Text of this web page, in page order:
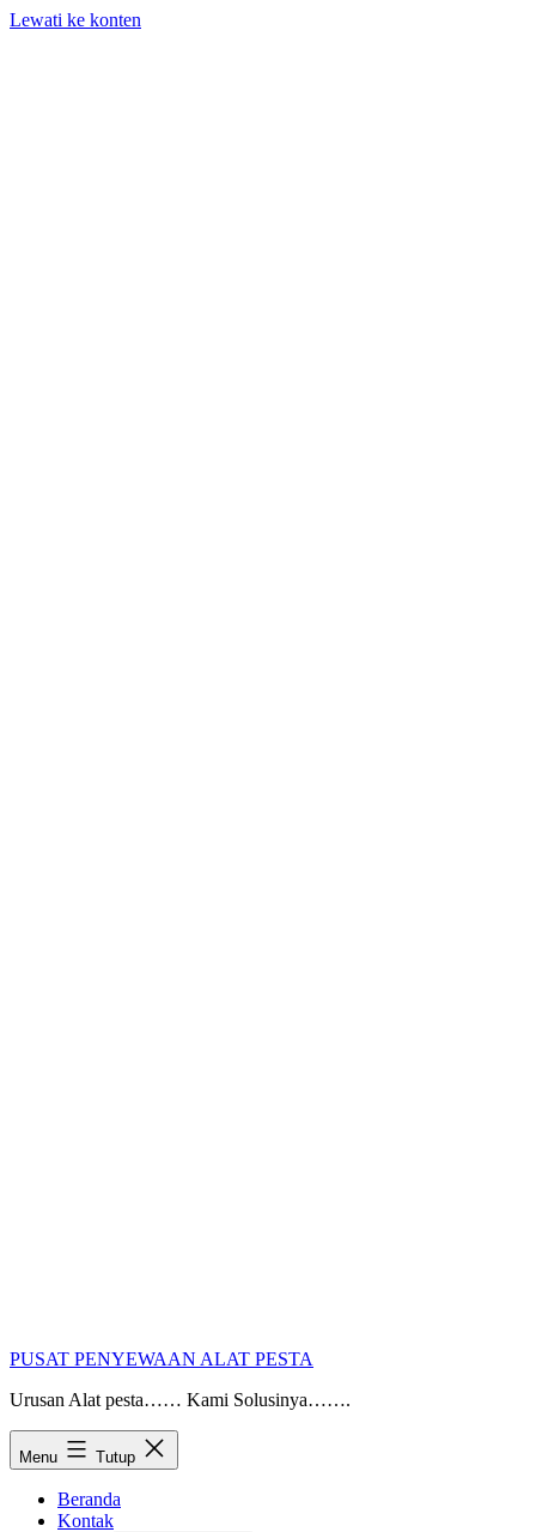
Lewati ke konten
PUSAT PENYEWAAN ALAT PESTA
Urusan Alat pesta…… Kami Solusinya…….
Menu Tutup
Beranda
Kontak